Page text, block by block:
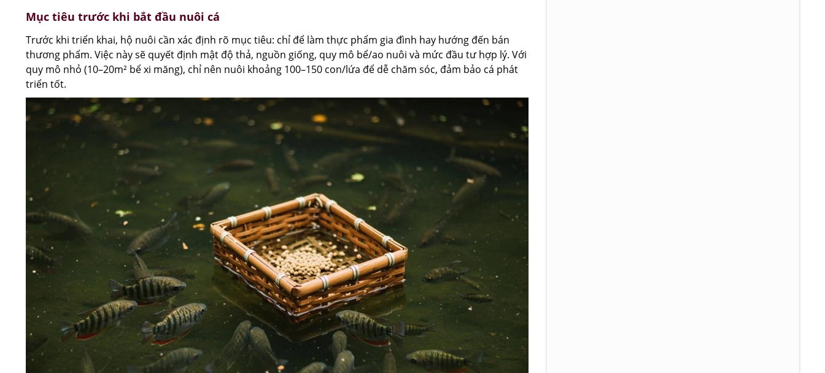
Mục tiêu trước khi bắt đầu nuôi cá
Trước khi triển khai, hộ nuôi cần xác định rõ mục tiêu: chỉ để làm thực phẩm gia đình hay hướng đến bán
thương phẩm. Việc này sẽ quyết định mật độ thả, nguồn giống, quy mô bể/ao nuôi và mức đầu tư hợp lý. Với
quy mô nhỏ (10–20m² bể xi măng), chỉ nên nuôi khoảng 100–150 con/lứa để dễ chăm sóc, đảm bảo cá phát
triển tốt.